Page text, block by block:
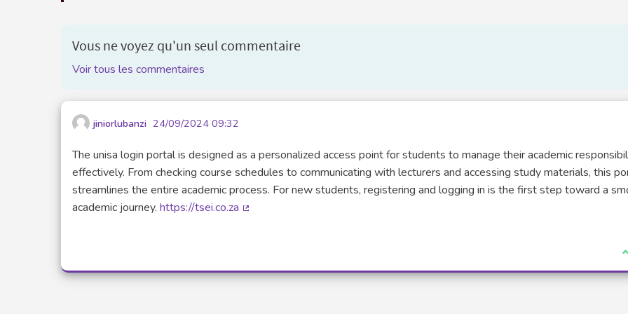
Vous ne voyez qu'un seul commentaire
Voir tous les commentaires
jiniorlubanzi 24/09/2024 09:32
The unisa login portal is designed as a personalized access point for students to manage their academic
effectively. From checking course schedules to communicating with lecturers and accessing study materials, this
streamlines the entire academic process. For new students, registering and logging in is the first step toward a
academic journey. https://tsei.co.za